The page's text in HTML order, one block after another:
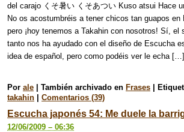
del carajo くそ暑い くそあつい Kuso atsui Hace
No os acostumbréis a tener chicos tan guapos en
pero ¡hoy tenemos a Takahin con nosotros! Sí, el
tanto nos ha ayudado con el diseño de Escucha
idea de español, pero como podéis ver le echa […]
Por ale También archivado en Frases
takahin
Comentarios (39)
Escucha japonés 54: Me duele la
12/06/2009 – 06:36